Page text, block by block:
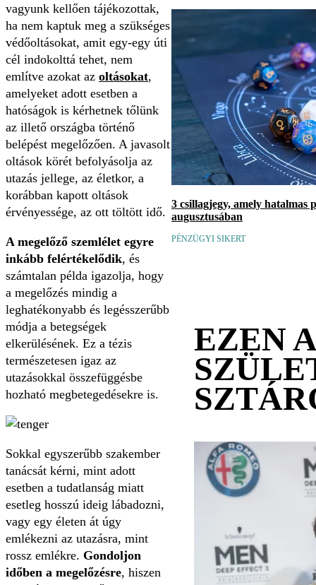
vagyunk kellően tájékozottak,
ha nem kaptuk meg a szükséges
védőoltásokat, amit egy-egy úti
cél indokolttá tehet, nem
említve azokat az oltásokat,
amelyeket adott esetben a
hatóságok is kérhetnek tőlünk
az illető országba történő
belépést megelőzően. A javasolt
oltások körét befolyásolja az
utazás jellege, az életkor, a
korábban kapott oltások
érvényessége, az ott töltött idő.
A megelőző szemlélet egyre
inkább felértékelődik, és
számtalan példa igazolja, hogy
a megelőzés mindig a
leghatékonyabb és legésszerűbb
módja a betegségek
elkerülésének. Ez a tézis
természetesen igaz az
utazásokkal összefüggésbe
hozható megbetegedésekre is.
Sokkal egyszerűbb szakember
tanácsát kérni, mint adott
esetben a tudatlanság miatt
esetleg hosszú ideig lábadozni,
vagy egy életen át úgy
emlékezni az utazásra, mint
rossz emlékre. Gondoljon
időben a megelőzésre, hiszen
3 csillagjegy, amely hatalmas
augusztusában
PÉNZÜGYI SIKERT
EZEN